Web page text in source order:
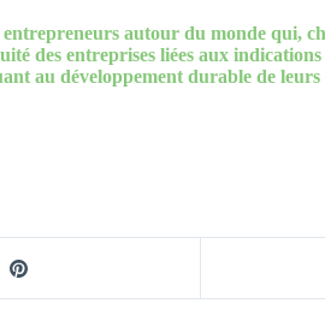
autour du monde qui,
des entreprises liées aux
au développement durable de leurs